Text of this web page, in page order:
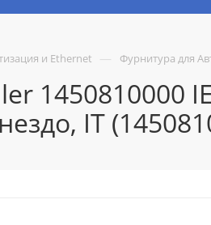
и Ethernet — Фурнитура для
1450810000
IT